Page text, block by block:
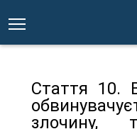
Стаття 10.
злочину,